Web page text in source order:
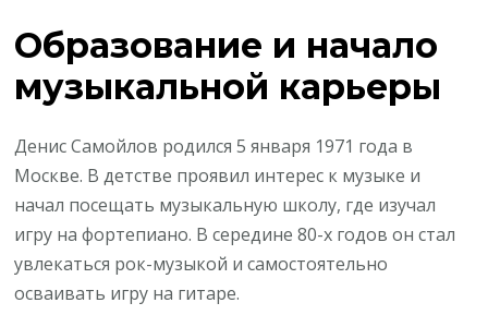
Образование и начало
музыкальной карьеры
Денис Самойлов родился 5 января 1971 года в
Москве. В детстве проявил интерес к музыке и
начал посещать музыкальную школу, где изучал
игру на фортепиано. В середине 80-х годов он стал
увлекаться рок-музыкой и самостоятельно
осваивать игру на гитаре.